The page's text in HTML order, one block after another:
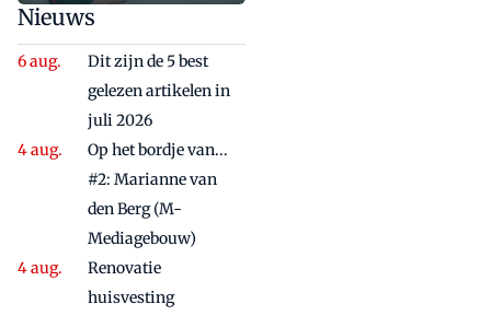
zorgen'
Nieuws
Dit zijn de 5 best
gelezen artikelen in
juli 2026
Op het bordje van...
#2: Marianne van
den Berg (M-
Mediagebouw)
Renovatie
huisvesting